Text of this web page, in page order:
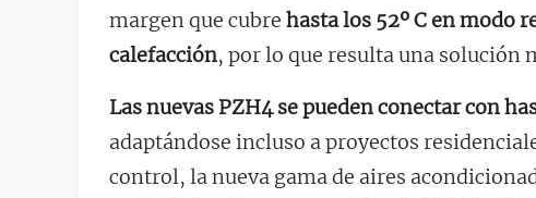
margen que cubre hasta los 52º C en modo
calefacción, por lo que resulta una solución
Las nuevas PZH4 se pueden conectar con
adaptándose incluso a proyectos
control, la nueva gama de aires